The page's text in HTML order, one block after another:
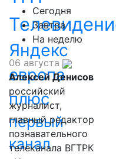
Яндекс
европа
плюс
первый
канал
Сегодня
Завтра
На неделю
06 августа
Алексей Денисов
российский
журналист,
главный редактор
познавательного
телеканала ВГТРК